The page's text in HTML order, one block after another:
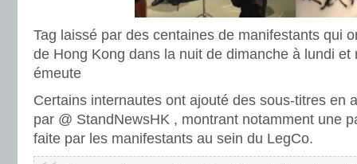
Tag laissé par des centaines de manifestants qui
de Hong Kong dans la nuit de dimanche à lundi et
émeute
Certains internautes ont ajouté des sous-titres en
par @ StandNewsHK , montrant notamment une
faite par les manifestants au sein du LegCo.